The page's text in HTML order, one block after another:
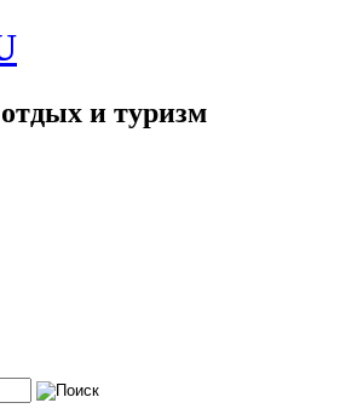
и туризм